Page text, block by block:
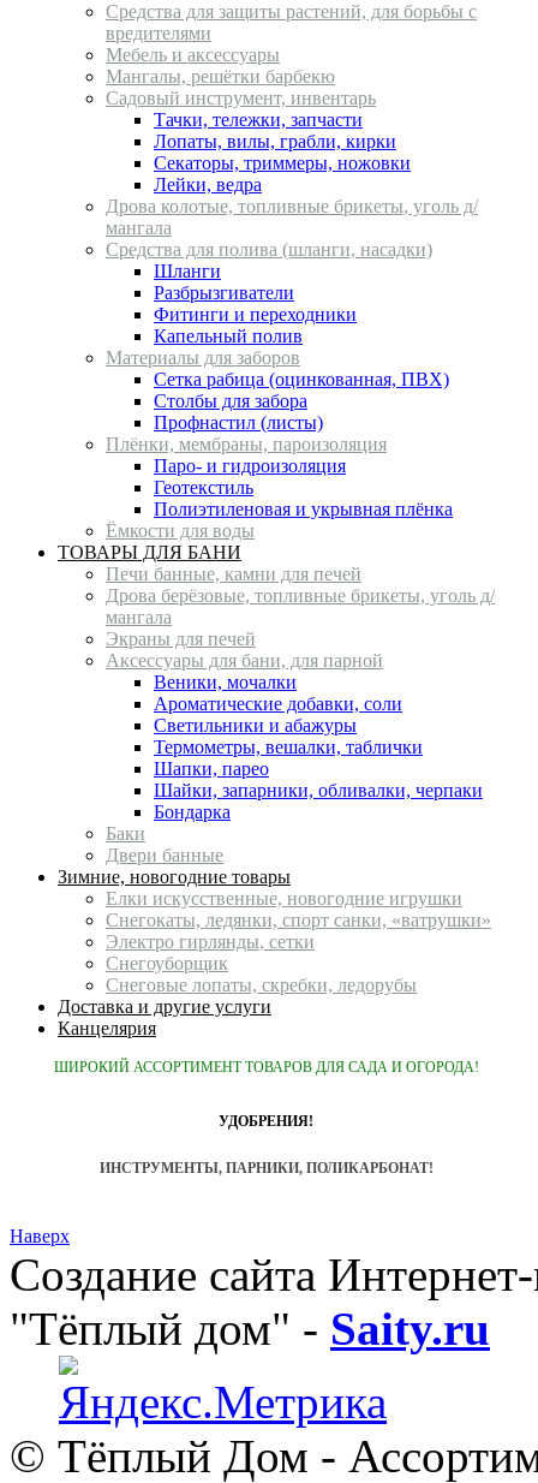
Средства для защиты растений, для борьбы с
вредителями
Мебель и аксессуары
Мангалы, решётки барбекю
Садовый инструмент, инвентарь
Тачки, тележки, запчасти
Лопаты, вилы, грабли, кирки
Секаторы, триммеры, ножовки
Лейки, ведра
Дрова колотые, топливные брикеты, уголь д/
мангала
Средства для полива (шланги, насадки)
Шланги
Разбрызгиватели
Фитинги и переходники
Капельный полив
Материалы для заборов
Сетка рабица (оцинкованная, ПВХ)
Столбы для забора
Профнастил (листы)
Плёнки, мембраны, пароизоляция
Паро- и гидроизоляция
Геотекстиль
Полиэтиленовая и укрывная плёнка
Ёмкости для воды
ТОВАРЫ ДЛЯ БАНИ
Печи банные, камни для печей
Дрова берёзовые, топливные брикеты, уголь д/
мангала
Экраны для печей
Аксессуары для бани, для парной
Веники, мочалки
Ароматические добавки, соли
Светильники и абажуры
Термометры, вешалки, таблички
Шапки, парео
Шайки, запарники, обливалки, черпаки
Бондарка
Баки
Двери банные
Зимние, новогодние товары
Елки искусственные, новогодние игрушки
Снегокаты, ледянки, спорт санки, «ватрушки»
Электро гирлянды, сетки
Снегоуборщик
Снеговые лопаты, скребки, ледорубы
Доставка и другие услуги
Канцелярия
ШИРОКИЙ АССОРТИМЕНТ ТОВАРОВ ДЛЯ САДА И ОГОРОДА!
УДОБРЕНИЯ!
ИНСТРУМЕНТЫ, ПАРНИКИ, ПОЛИКАРБОНАТ!
Наверх
Создание сайта
"Тёплый дом" - Saity.ru
© Тёплый Дом -